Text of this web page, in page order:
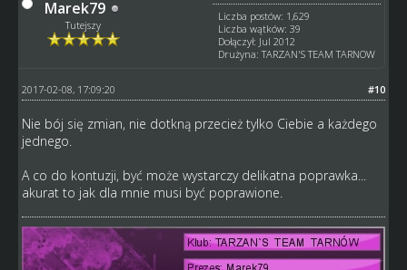
Marek79
Tutejszy
Liczba postów: 1,629
Liczba wątków: 39
Dołączył: Jul 2012
Drużyna: TARZAN'S TEAM TARNOW
#10
2017-02-08, 17:09:20
Nie bój się zmian, nie dotkną przecież tylko Ciebie a każdego
jednego.
A co do kontuzji, być może wystarczy delikatna poprawka...
akurat to jak dla mnie musi być poprawione.